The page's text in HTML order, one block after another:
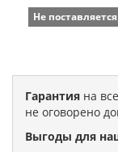
Не поставляется
Гарантия на
не оговорено
Выгоды для